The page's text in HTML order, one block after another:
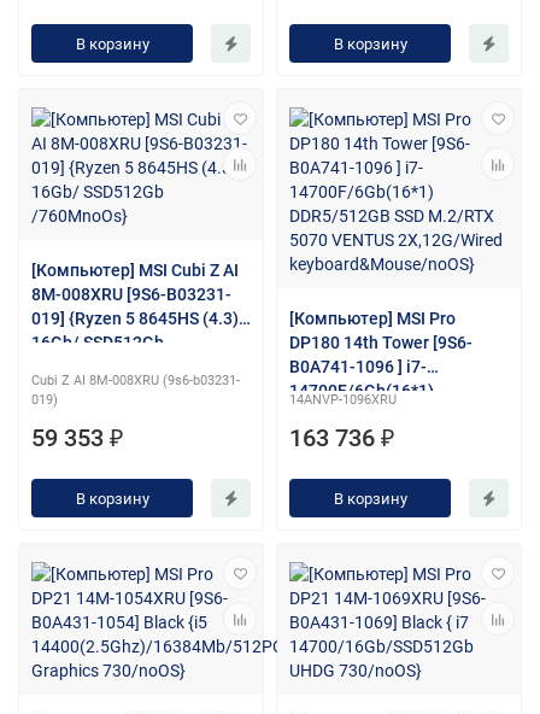
В корзину В корзину
[Компьютер] MSI Cubi Z AI
8M-008XRU [9S6-B03231-
019] {Ryzen 5 8645HS (4.3)/
16Gb/ SSD512Gb
Cubi Z AI 8M-008XRU (9s6-b03231-
019)
59 353 ₽
В корзину
[Компьютер] MSI Pro
DP180 14th Tower [9S6-
B0A741-1096 ] i7-
14700F/6Gb(16*1)
5070 VENTUS 2X,12G/Wired
14ANVP-1096XRU
163 736 ₽
В корзину